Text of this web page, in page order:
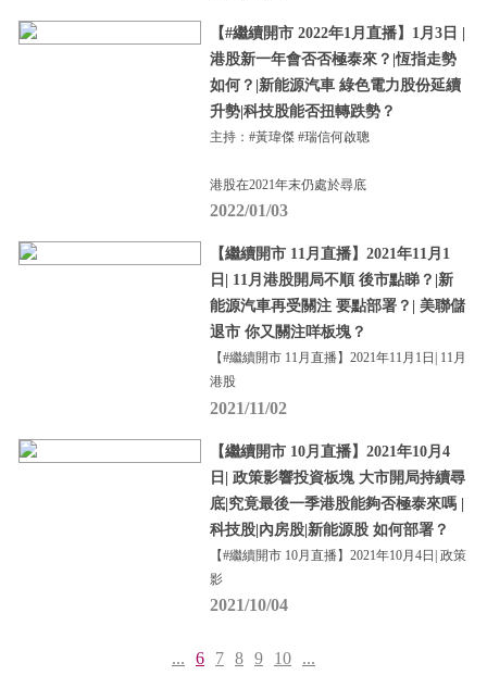
【#繼續開市 2022年1月直播】1月3日 |
港股新一年會否否極泰來？|恆指走勢
如何？|新能源汽車 綠色電力股份延續
升勢|科技股能否扭轉跌勢？
主持：#黃瑋傑 #瑞信何啟聰
港股在2021年末仍處於尋底
2022/01/03
【繼續開市 11月直播】2021年11月1
日| 11月港股開局不順 後市點睇？|新
能源汽車再受關注 要點部署？| 美聯儲
退市 你又關注咩板塊？
【#繼續開市 11月直播】2021年11月1日| 11月
港股
2021/11/02
【繼續開市 10月直播】2021年10月4
日| 政策影響投資板塊 大市開局持續尋
底|究竟最後一季港股能夠否極泰來嗎 |
科技股|內房股|新能源股 如何部署？
【#繼續開市 10月直播】2021年10月4日| 政策
影
2021/10/04
... 6 7 8 9 10 ...